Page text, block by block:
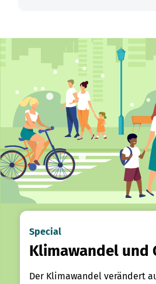
Special
Klimawandel und
Der Klimawandel verändert